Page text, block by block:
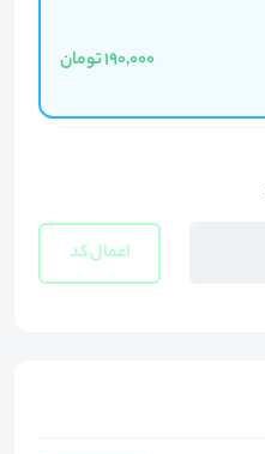
190,000 تومان
اعمال کد